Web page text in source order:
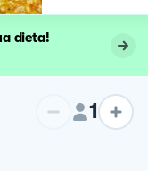
dieta!
1